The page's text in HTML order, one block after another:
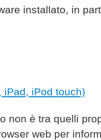
installato, in
iPad, iPod touch)
non è tra quelli
web per